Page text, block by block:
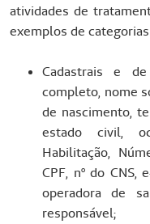
atividades de
exemplos de
Cadastrais e
completo, nome
de nascimento,
estado civil,
Habilitação,
CPF, nº do
operadora de
responsável;